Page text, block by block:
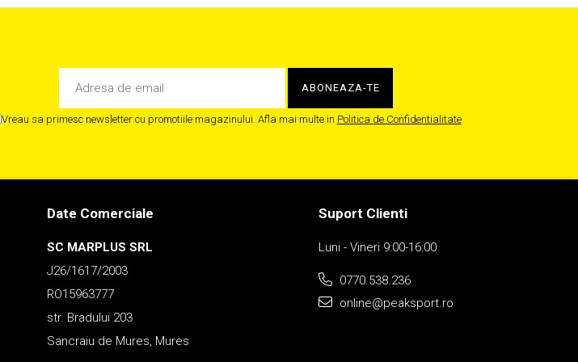
Vreau sa primesc newsletter cu promotiile magazinului. Afla mai multe in Politica de Confidentialitate
Date Comerciale
SC MARPLUS SRL
J26/1617/2003
RO15963777
str. Bradului 203
Sancraiu de Mures, Mures
Suport Clienti
Luni - Vineri 9:00-16:00
0770.538.236
online@peaksport.ro